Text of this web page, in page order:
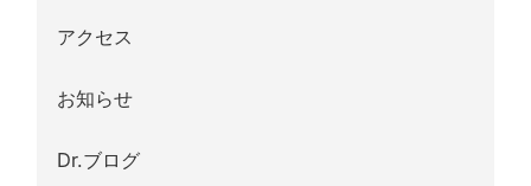
アクセス
お知らせ
Dr.ブログ